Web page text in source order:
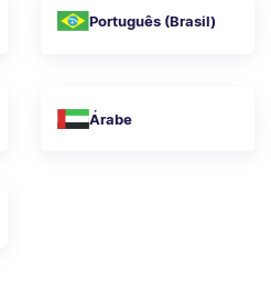
Português (Brasil)
Árabe